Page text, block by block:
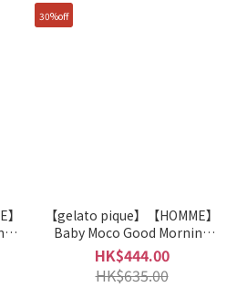
30%off
【gelato pique】【HOMME】
Baby Moco Good Morning
Bear Pants PMNP261925
HK$444.00
HK$635.00